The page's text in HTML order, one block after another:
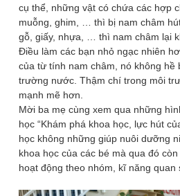
cụ thể, những vật có chứa các hợp
muỗng, ghim, … thì bị nam châm
gỗ, giấy, nhựa, … thì nam châm lại
Điều làm các bạn nhỏ ngạc nhiên
của từ tính nam châm, nó không hề
trường nước. Thậm chí trong môi
mạnh mẽ hơn.
Mời ba mẹ cùng xem qua những
học “Khám phá khoa học, lực hút
học không những giúp nuôi dưỡng
khoa học của các bé mà qua đó
hoạt động theo nhóm, kĩ năng quan